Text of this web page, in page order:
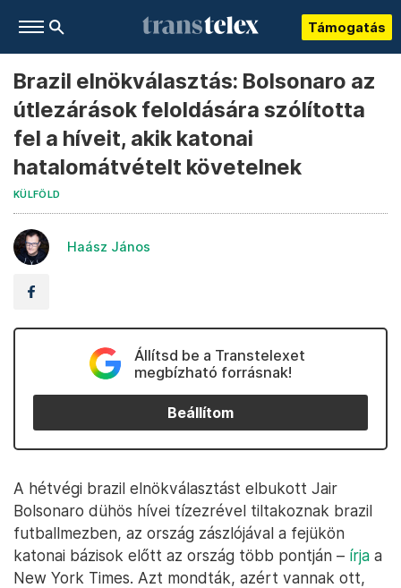
Támogatás
Brazil elnökválasztás: Bolsonaro az
útlezárások feloldására szólította
fel a híveit, akik katonai
hatalomátvételt követelnek
KÜLFÖLD
Haász János
Állítsd be a Transtelexet
megbízható forrásnak!
Beállítom
A hétvégi brazil elnökválasztást elbukott Jair
Bolsonaro dühös hívei tízezrével tiltakoznak brazil
futballmezben, az ország zászlójával a fejükön
katonai bázisok előtt az ország több pontján – írja a
New York Times. Azt mondták, azért vannak ott,